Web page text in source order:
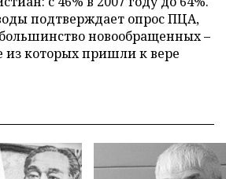
подтверждает опрос ПЦА,
новообращенных –
которых пришли к вере